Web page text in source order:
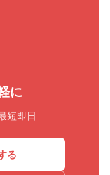
に
短即日
る